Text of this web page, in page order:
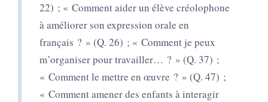
22) ; « Comment aider un élève créolophone
à améliorer son expression orale en
français ? » (Q. 26) ; « Comment je peux
m’organiser pour travailler… ? » (Q. 37) ;
« Comment le mettre en œuvre ? » (Q. 47) ;
« Comment amener des enfants à interagir